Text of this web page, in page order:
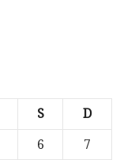
S D
6
7